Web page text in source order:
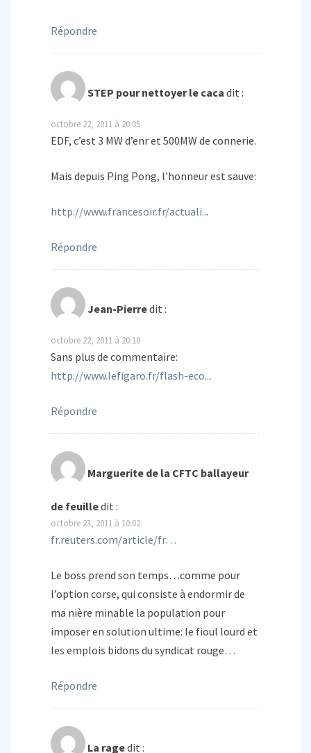
Répondre
STEP pour nettoyer le caca dit :
octobre 22, 2011 à 20:05
EDF, c’est 3 MW d’enr et 500MW de connerie.
Mais depuis Ping Pong, l’honneur est sauve:
http://www.francesoir.fr/actuali...
Répondre
Jean-Pierredit :
octobre 22, 2011 à 20:10
Sans plus de commentaire:
http://www.lefigaro.fr/flash-eco...
Répondre
Marguerite de la CFTC ballayeur
de feuilledit :
octobre 23, 2011 à 10:02
fr.reuters.com/article/fr…
Le boss prend son temps…comme pour
l’option corse, qui consiste à endormir de
ma nière minable la population pour
imposer en solution ultime: le fioul lourd et
les emplois bidons du syndicat rouge…
Répondre
La ragedit :